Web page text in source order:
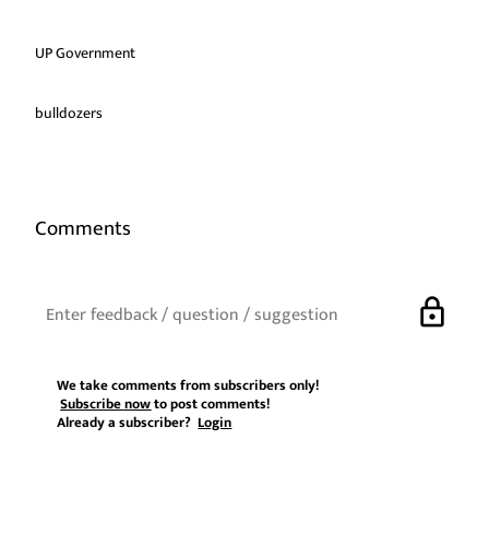
UP Government
bulldozers
Comments
lock
We take comments from subscribers only!
Subscribe nowto post comments!
Already a subscriber?Login